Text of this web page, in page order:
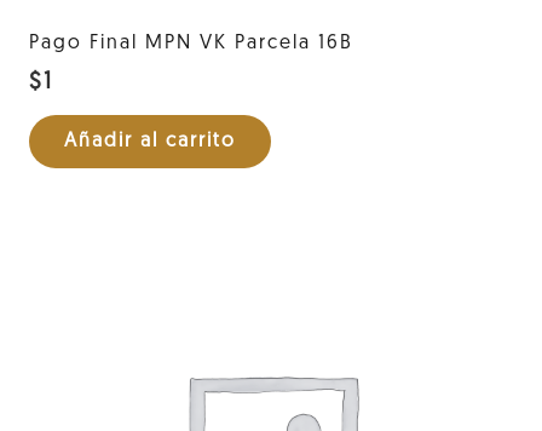
Pago Final MPN VK Parcela 16B
$1
Añadir al carrito